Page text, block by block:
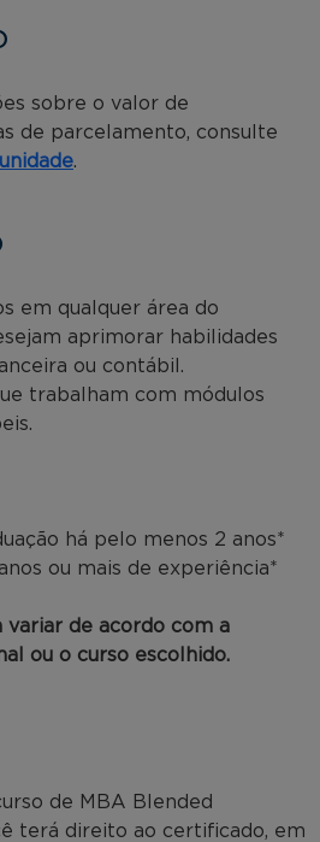
sobre o valor de
de parcelamento, consulte
unidade.
em qualquer área do
aprimorar habilidades
ou contábil.
trabalham com módulos
há pelo menos 2 anos*
ou mais de experiência*
variar de acordo com a
ou o curso escolhido.
de MBA Blended
terá direito ao certificado, em